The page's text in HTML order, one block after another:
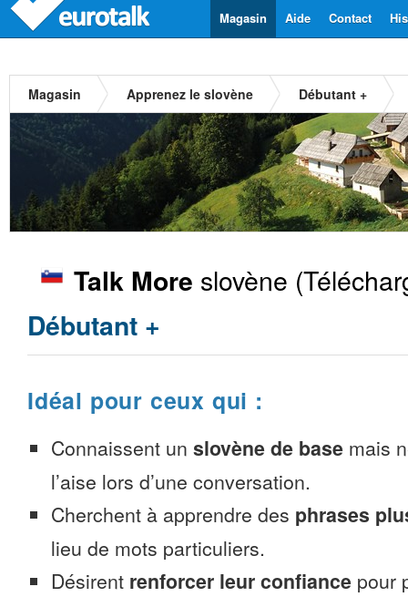
Contact
Aide
Magasin
Magasin Apprenez le slovène Débutant +
Talk More slovène
Débutant +
Idéal pour ceux qui :
Connaissent un slovène de base mais
l’aise lors d’une conversation.
Cherchent à apprendre des phrases
lieu de mots particuliers.
Désirent renforcer leur confiance pour